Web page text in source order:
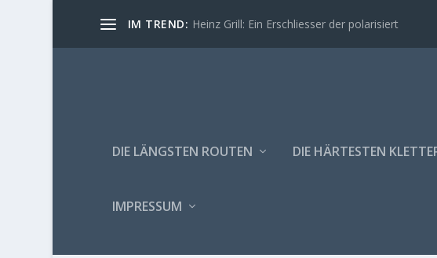
IM TREND: Heinz Grill: Ein Erschliesser der polarisiert
DIE LÄNGSTEN ROUTEN DIE HÄRTESTEN
IMPRESSUM